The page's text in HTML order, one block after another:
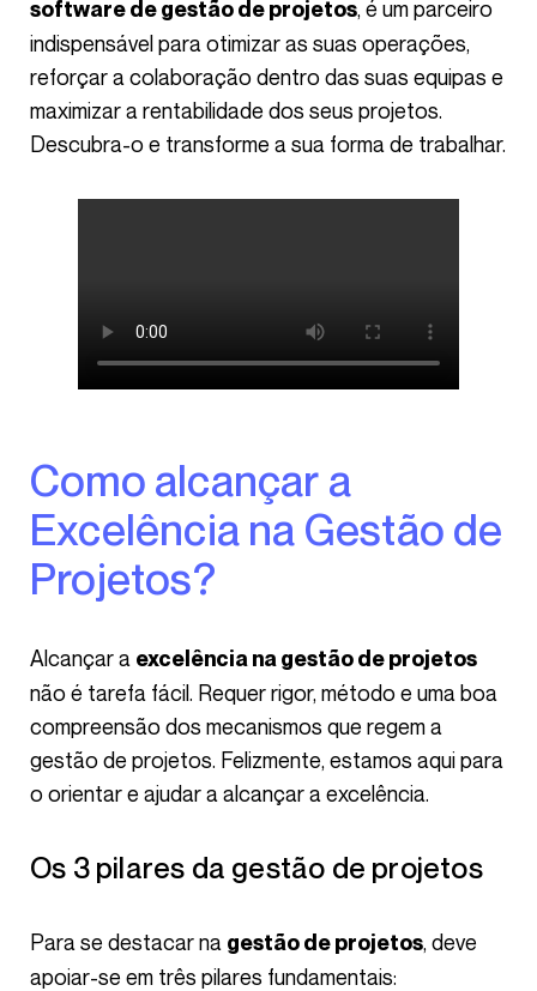
software de gestão de projetos, é um parceiro
indispensável para otimizar as suas operações,
reforçar a colaboração dentro das suas equipas e
maximizar a rentabilidade dos seus projetos.
Descubra-o e transforme a sua forma de trabalhar.
Como alcançar a
Excelência na Gestão de
Projetos?
Alcançar a excelência na gestão de projetos
não é tarefa fácil. Requer rigor, método e uma boa
compreensão dos mecanismos que regem a
gestão de projetos. Felizmente, estamos aqui para
o orientar e ajudar a alcançar a excelência.
Os 3 pilares da gestão de projetos
Para se destacar na gestão de projetos, deve
apoiar-se em três pilares fundamentais: